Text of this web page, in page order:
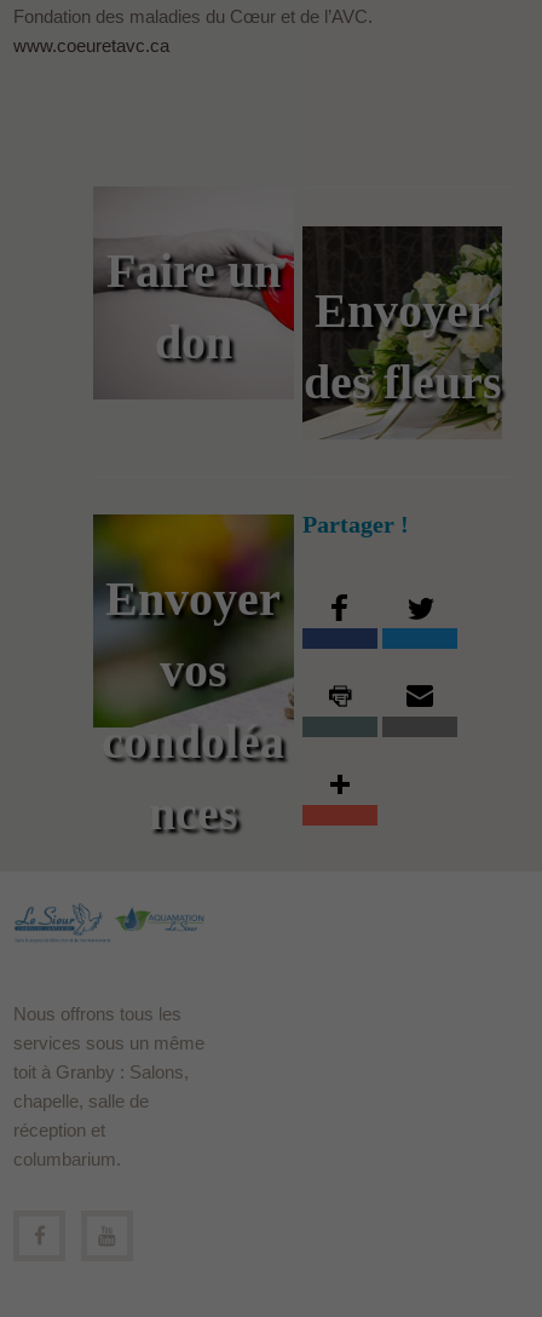
Fondation des maladies du Cœur et de l’AVC.
www.coeuretavc.ca
Faire un
don
Envoyer
des fleurs
Envoyer
vos
condoléa
nces
Partager !
Nous offrons tous les
services sous un même
toit à Granby : Salons,
chapelle, salle de
réception et
columbarium.